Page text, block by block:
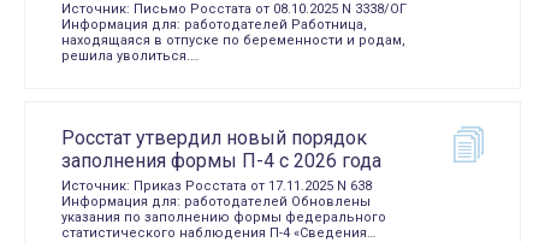
Источник: Письмо Росстата от 08.10.2025 N 3338/ОГ
Информация для: работодателей Работница,
находящаяся в отпуске по беременности и родам,
решила уволиться.…
Росстат утвердил новый порядок
заполнения формы П-4 с 2026 года
Источник: Приказ Росстата от 17.11.2025 N 638
Информация для: работодателей Обновлены
указания по заполнению формы федерального
статистического наблюдения П-4 «Сведения…